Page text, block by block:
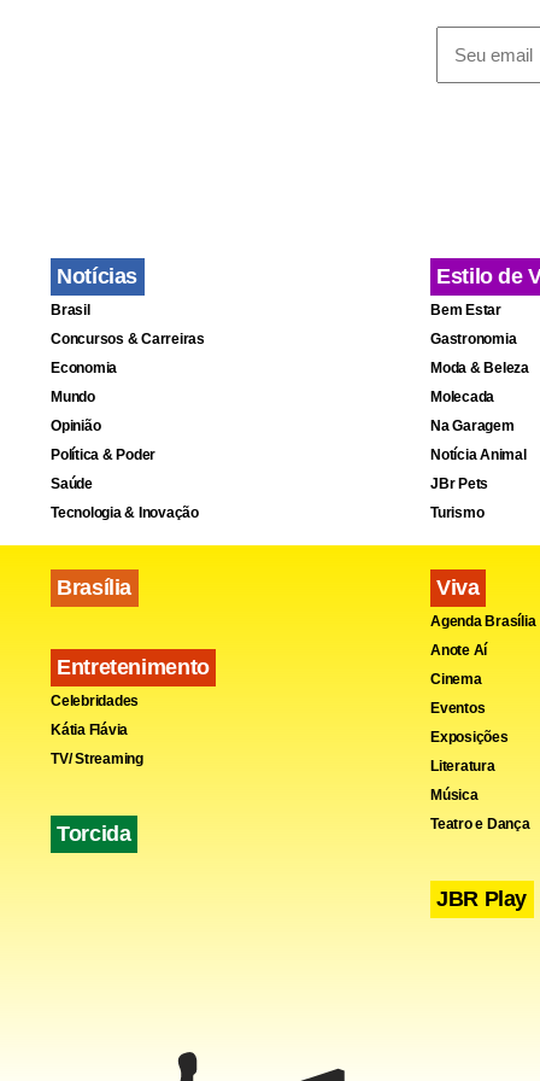
Notícias
Brasil
Concursos & Carreiras
Economia
Mundo
Opinião
Política & Poder
Saúde
Tecnologia & Inovação
Brasília
Entretenimento
Celebridades
Kátia Flávia
TV/ Streaming
Torcida
Estilo de
Bem Estar
Gastronomia
Moda & Beleza
Molecada
Na Garagem
Notícia Animal
JBr Pets
Turismo
Viva
Agenda Brasília
Anote Aí
Cinema
Eventos
Exposições
Literatura
Música
Teatro e Dança
JBR Play